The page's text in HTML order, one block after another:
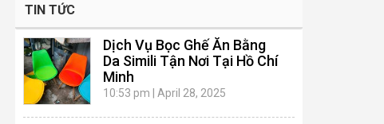
TIN TỨC
Dịch Vụ Bọc Ghế Ăn Bằng
Da Simili Tận Nơi Tại Hồ Chí
Minh
10:53 pm April 28, 2025